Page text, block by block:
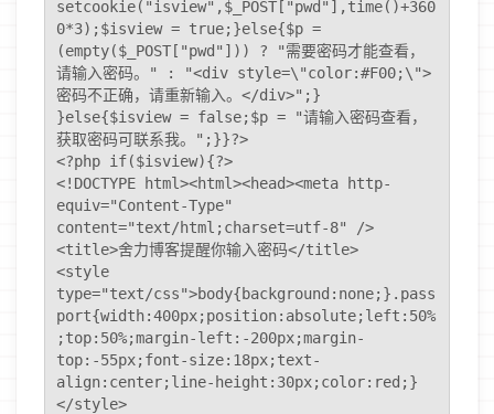
setcookie("isview",$_POST["pwd"],time()+360
0*3);$isview = true;}else{$p =
(empty($_POST["pwd"])) ? "需要密码才能查看，
请输入密码。" : "<div style=\"color:#F00;\">
密码不正确，请重新输入。</div>";}
}else{$isview = false;$p = "请输入密码查看，
获取密码可联系我。";}}?>
<?php if($isview){?>
<!DOCTYPE html><html><head><meta http-
equiv="Content-Type"
content="text/html;charset=utf-8" />
<title>舍力博客提醒你输入密码</title>
<style
type="text/css">body{background:none;}.pass
port{width:400px;position:absolute;left:50%
;top:50%;margin-left:-200px;margin-
top:-55px;font-size:18px;text-
align:center;line-height:30px;color:red;}
</style>